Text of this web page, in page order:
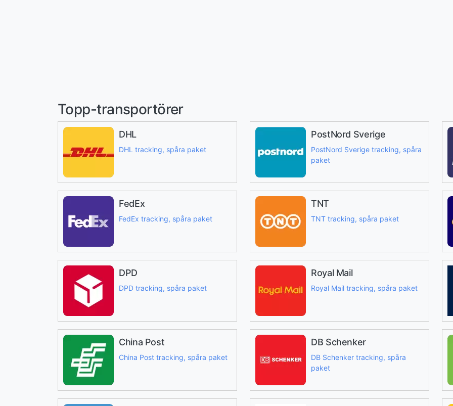
Topp-transportörer
DHL
DHL tracking, spåra paket
PostNord Sverige
PostNord Sverige tracking, spåra
paket
FedEx
FedEx tracking, spåra paket
TNT
TNT tracking, spåra paket
DPD
DPD tracking, spåra paket
Royal Mail
Royal Mail tracking, spåra paket
China Post
China Post tracking, spåra paket
DB Schenker
DB Schenker tracking, spåra
paket